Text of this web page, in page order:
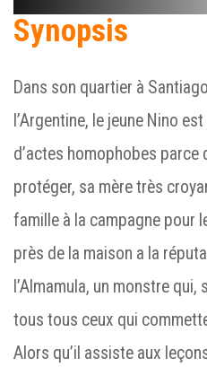
Synopsis
Dans son quartier à
l’Argentine, le jeune Nino
d’actes homophobes parce
protéger, sa mère très
famille à la campagne pour
près de la maison a la
l’Almamula, un monstre
tous tous ceux qui
Alors qu’il assiste aux